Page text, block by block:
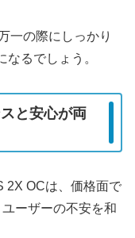
一の際にしっかり
るでしょう。
と安心が両
2X OCは、価格面で
ーザーの不安を和